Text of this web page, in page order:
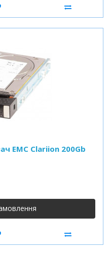
EMC Clariion 200Gb